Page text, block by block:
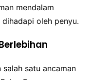
mendalam
oleh penyu.
satu ancaman